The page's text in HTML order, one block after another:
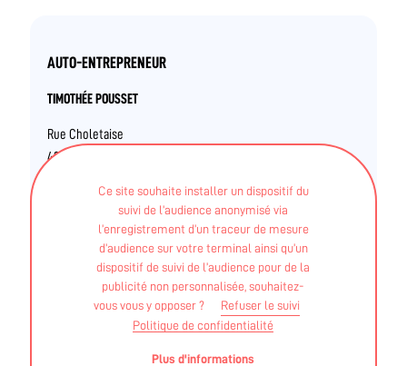
Ce site souhaite installer un dispositif du
suivi de l’audience anonymisé via
l’enregistrement d’un traceur de mesure
d’audience sur votre terminal ainsi qu’un
dispositif de suivi de l’audience pour de la
publicité non personnalisée, souhaitez-
vous vous y opposer ?
Refuser le suivi
Politique de confidentialité
Plus d'informations
AUTO-ENTREPRENEUR
TIMOTHÉE POUSSET
Rue Choletaise
49450 Saint Macaire en Mauges
06 59 24 79 43
Coachs sportifs / travailleurs indépendants